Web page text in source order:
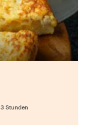
3 Stunden